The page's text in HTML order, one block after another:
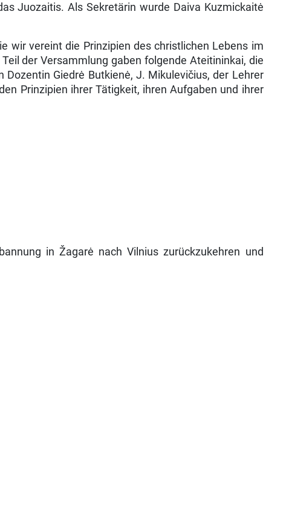
Juozaitis. Als Sekretärin wurde Daiva Kuzmickaitė
wir vereint die Prinzipien des christlichen Lebens im
der Versammlung gaben folgende Ateitininkai, die
Giedrė Butkienė, J. Mikulevičius, der Lehrer
Prinzipien ihrer Tätigkeit, ihren Aufgaben und ihrer
in Žagarė nach Vilnius zurückzukehren und